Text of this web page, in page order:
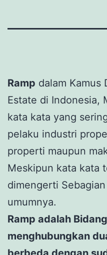
Ramp dalam Kamus
Estate di Indonesia,
kata kata yang
pelaku industri
properti maupun
Meskipun kata kata
dimengerti
umumnya.
Ramp adalah
menghubungkan